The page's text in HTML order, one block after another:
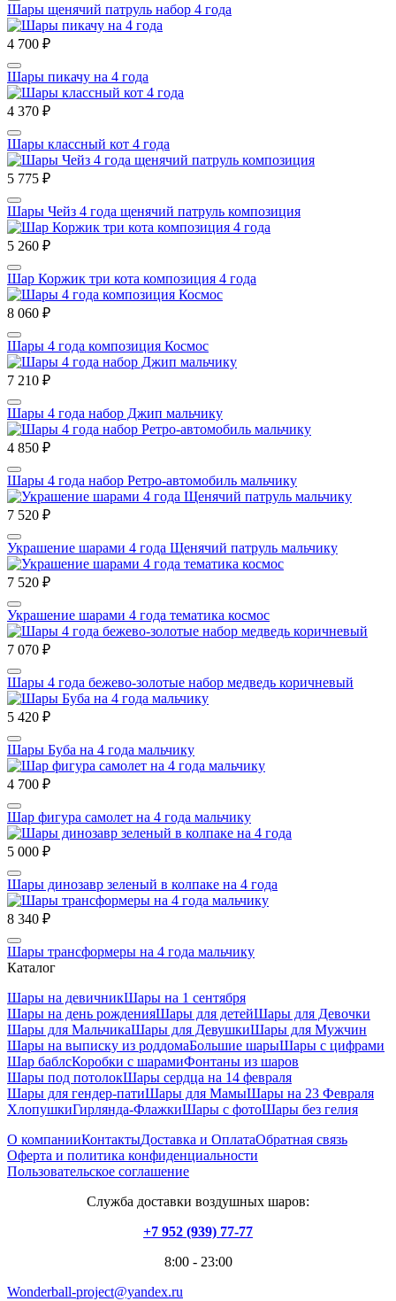
Шары щенячий патруль набор 4 года
4 700 ₽
Шары пикачу на 4 года
4 370 ₽
Шары классный кот 4 года
5 775 ₽
Шары Чейз 4 года щенячий патруль композиция
5 260 ₽
Шар Коржик три кота композиция 4 года
8 060 ₽
Шары 4 года композиция Космос
7 210 ₽
Шары 4 года набор Джип мальчику
4 850 ₽
Шары 4 года набор Ретро-автомобиль мальчику
7 520 ₽
Украшение шарами 4 года Щенячий патруль мальчику
7 520 ₽
Украшение шарами 4 года тематика космос
7 070 ₽
Шары 4 года бежево-золотые набор медведь коричневый
5 420 ₽
Шары Буба на 4 года мальчику
4 700 ₽
Шар фигура самолет на 4 года мальчику
5 000 ₽
Шары динозавр зеленый в колпаке на 4 года
8 340 ₽
Шары трансформеры на 4 года мальчику
Каталог
Шары на девичникШары на 1 сентября
Шары на день рожденияШары для детейШары для Девочки
Шары для МальчикаШары для ДевушкиШары для Мужчин
Шары на выписку из роддомаБольшие шарыШары с цифрами
Шар баблсКоробки с шарамиФонтаны из шаров
Шары под потолокШары сердца на 14 февраля
Шары для гендер-патиШары для МамыШары на 23 Февраля
ХлопушкиГирлянда-ФлажкиШары с фотоШары без гелия
О компанииКонтактыДоставка и ОплатаОбратная связь
Оферта и политика конфиденциальности
Пользовательское соглашение
Служба доставки воздушных шаров:
+7 952 (939) 77-77
8:00 - 23:00
Wonderball-project@yandex.ru